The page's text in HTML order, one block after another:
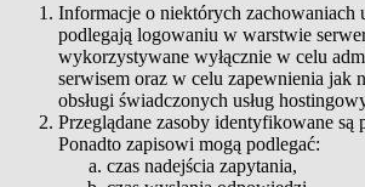
Informacje o niektórych
podlegają logowaniu w warstwie
wykorzystywane wyłącznie w celu
serwisem oraz w celu zapewnienia jak
obsługi świadczonych usług
Przeglądane zasoby identyfikowane są
Ponadto zapisowi mogą podlegać:
czas nadejścia zapytania,